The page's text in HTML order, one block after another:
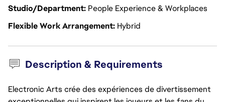
Studio/Department People Experience & Workplaces
Flexible Work Arrangement Hybrid
Description & Requirements
Electronic Arts crée des expériences de divertissement